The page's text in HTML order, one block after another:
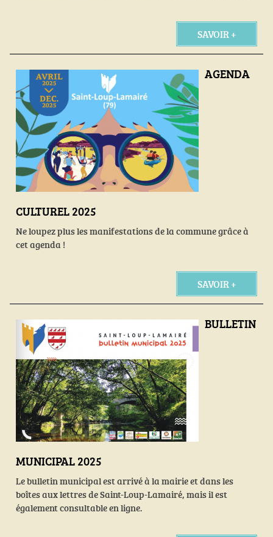
SAVOIR +
AGENDA
CULTUREL 2025
Ne loupez plus les manifestations de la commune grâce à
cet agenda !
SAVOIR +
BULLETIN
MUNICIPAL 2025
Le bulletin municipal est arrivé à la mairie et dans les
boîtes aux lettres de Saint-Loup-Lamairé, mais il est
également consultable en ligne.